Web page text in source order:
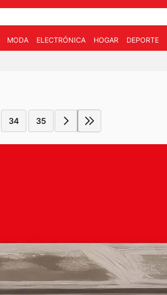
MODA ELECTRÓNICA HOGAR DEPORTE
34 35